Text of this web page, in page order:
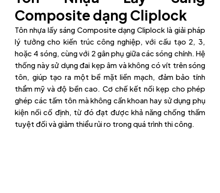
Composite dạng Cliplock
Tôn nhựa lấy sáng Composite dạng Cliplock là giải pháp
lý tưởng cho kiến trúc công nghiệp, với cấu tạo 2, 3,
hoặc 4 sóng, cùng với 2 gân phụ giữa các sóng chính. Hệ
thống này sử dụng đai kẹp âm và không có vít trên sóng
tôn, giúp tạo ra một bề mặt liền mạch, đảm bảo tính
thẩm mỹ và độ bền cao. Cơ chế kết nối kẹp cho phép
ghép các tấm tôn mà không cần khoan hay sử dụng phụ
kiện nối cố định, từ đó đạt được khả năng chống thấm
tuyệt đối và giảm thiểu rủi ro trong quá trình thi công.